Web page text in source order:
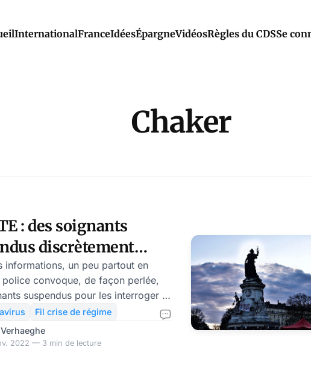
InternationalFranceIdéesÉpargneVidéosRègles du CDSSe
Chaker
: des soignants
discrètement
par la police
informations, un peu partout en
police convoque, de façon perlée,
suspendus pour les interroger et
renseignement sur leur situation et
en matière de vaccin et de
Cette pratique proche de
Fil crise de régime
2022 — 3 min de lecture